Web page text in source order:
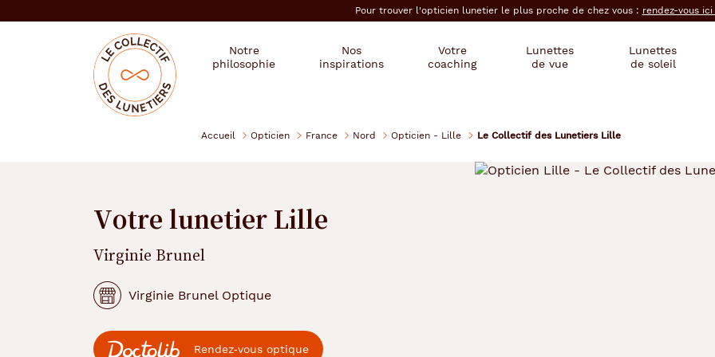
Pour trouver l'opticien lunetier le plus proche de chez vous : rendez-vous ici
Opticien
le
collectif
des
lunetiers
Notre
philosophie
Nos
inspirations
Votre
coaching
Lunettes
de vue
Lunettes
de soleil
Accueil Opticien France Nord Opticien - Lille Le Collectif des Lunetiers Lille
Votre lunetier Lille
Virginie Brunel
Virginie Brunel Optique
Rendez‑vous optique